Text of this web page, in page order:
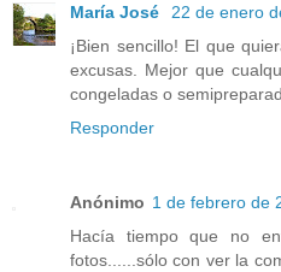
María José
22 de enero
¡Bien sencillo! El que
excusas. Mejor que
congeladas o
Responder
Anónimo 1 de febrero de
Hacía tiempo que no
fotos......sólo con ver la